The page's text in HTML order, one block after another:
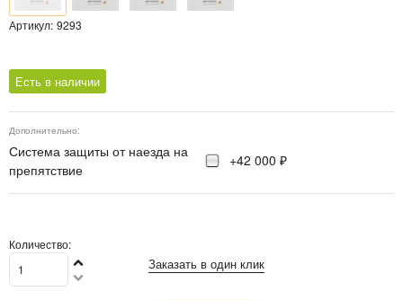
Артикул: 9293
Есть в наличии
Дополнительно:
Система защиты от наезда на
препятствие
+42 000 ₽
Количество:
Заказать в один клик